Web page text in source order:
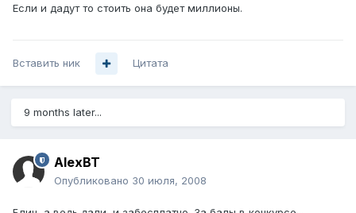
Если и дадут то стоить она будет миллионы.
Вставить ник Цитата
9 months later...
AlexBT
Опубликовано 30 июля, 2008